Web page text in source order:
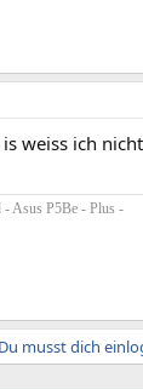
weiss ich
Asus P5Be - Plus -
Du musst dich